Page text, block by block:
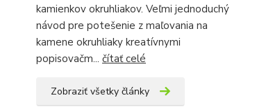
kamienkov okruhliakov. Veľmi jednoduchý
návod pre potešenie z maľovania na
kamene okruhliaky kreatívnymi
popisovačm... čítať celé
Zobraziť všetky články